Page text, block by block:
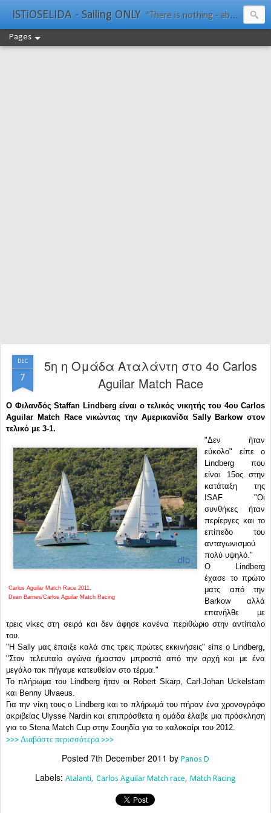
ISTiOSELIDA - Sailing ONLY "There is nothing - absolutely nothing - half so much worth doing as simply messing about in boats." Water Rat, Kenneth Grahame
Pages
DEC
7
5η η Ομάδα Αταλάντη στο 4ο Carlos
Aguilar Match Race
Ο Φιλανδός Staffan Lindberg είναι ο τελικός νικητής του 4ου Carlos
Aguilar Match Race νικώντας την Αμερικανίδα Sally Barkow στον
τελικό με 3-1.
Carlos Aguilar Match Race 2011,
Dean Barnes/Carlos Aguilar Match Racing
"Δεν ήταν
εύκολο" είπε ο
Lindberg που
είναι 15ος στην
κατάταξη της
ISAF. "Οι
συνθήκες ήταν
περίεργες και το
επίπεδο του
ανταγωνισμού
πολύ υψηλό."
Ο Lindberg
έχασε το πρώτο
ματς από την
Barkow αλλά
επανήλθε με
τρεις νίκες στη σειρά και δεν άφησε κανένα περιθώριο στην αντίπαλο
του.
"Η Sally μας έπαιξε καλά στις τρεις πρώτες εκκινήσεις" είπε ο Lindberg,
"Στον τελευταίο αγώνα ήμασταν μπροστά από την αρχή και με ένα
μεγάλο τακ πήγαμε κατευθείαν στο τέρμα."
Το πλήρωμα του Lindberg ήταν οι Robert Skarp, Carl-Johan Uckelstam
και Benny Ulvaeus.
Για την νίκη τους ο Lindberg και το πλήρωμά του πήραν ένα χρονογράφο
ακριβείας Ulysse Nardin και επιπρόσθετα η ομάδα έλαβε μια πρόσκληση
για το Stena Match Cup στην Σουηδία για το καλοκαίρι του 2012.
>>> Διαβάστε περισσότερα >>>
Posted 7th December 2011 by Panos D
Labels: Atalanti Carlos Aguilar Match race Match Racing